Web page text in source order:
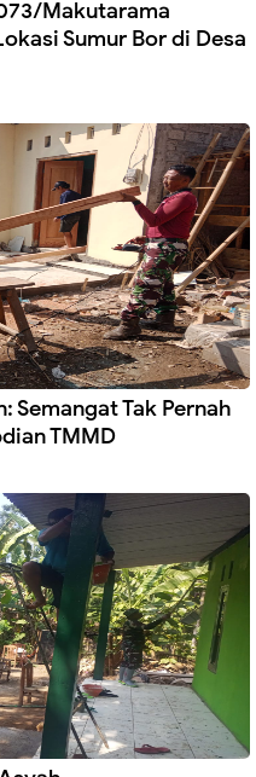
Makutarama
Sumur Bor di Desa
Semangat Tak Pernah
TMMD